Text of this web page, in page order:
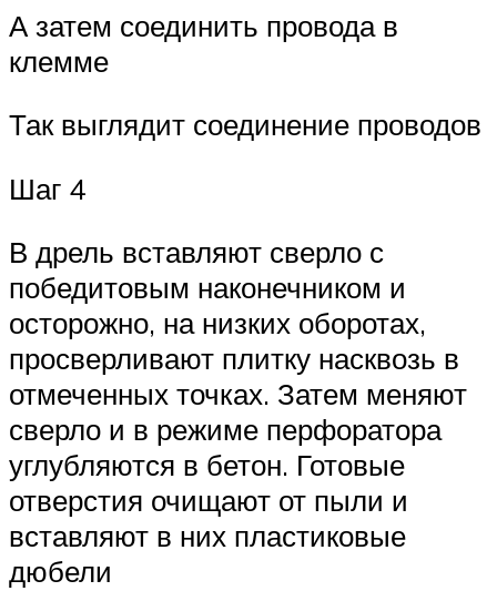
А затем соединить провода в
клемме
Так выглядит соединение проводов
Шаг 4
В дрель вставляют сверло с
победитовым наконечником и
осторожно, на низких оборотах,
просверливают плитку насквозь в
отмеченных точках. Затем меняют
сверло и в режиме перфоратора
углубляются в бетон. Готовые
отверстия очищают от пыли и
вставляют в них пластиковые
дюбели